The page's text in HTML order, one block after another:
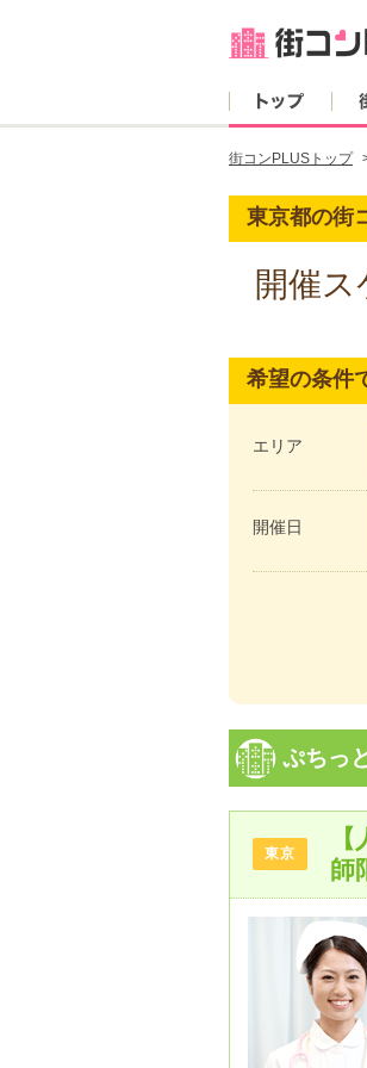
街コンPLUSトップ
東京都の街
開催
希望の条件
エリア
開催日
ぷちっ
東京
師